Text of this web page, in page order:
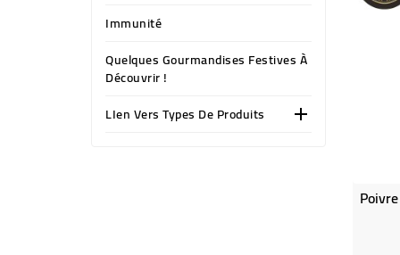
Immunité
Quelques Gourmandises Festives À
Découvrir !
LIen Vers Types De Produits
